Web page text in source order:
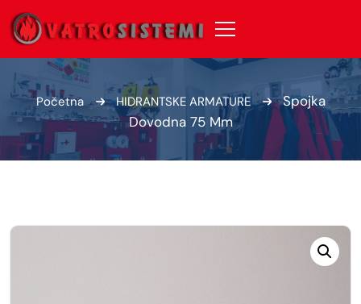
Početna HIDRANTSKE ARMATURE
Spojka
Dovodna 75 Mm